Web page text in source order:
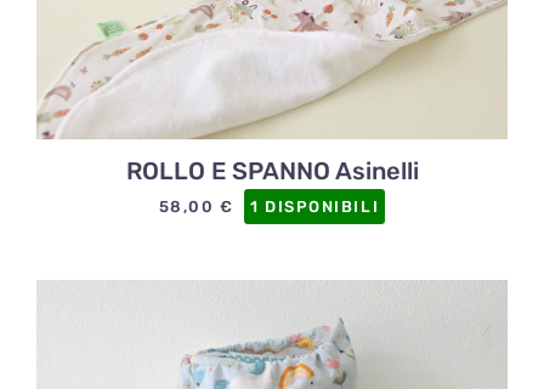
ROLLO E SPANNO Asinelli
58,00€ 1 DISPONIBILI